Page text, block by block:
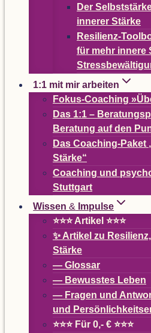
Der
inne­rer Stärke
Resi­­li­enz-
für mehr innere
1:1 mit mir arbeiten
Fokus-Coa­ching
Das 1:1 –
Bera­tung auf den
Das Coa­ching-Paket
Stärke“
Coa­ching und
Stuttgart
Wis­sen& Impulse
⭐⭐⭐ Arti­kel ⭐⭐⭐
✨ Arti­kel zu
Stärke
— Glos­sar
— Bewuss­tes Leben
— Fra­gen und
und
⭐⭐⭐ Für 0,- € ⭐⭐⭐